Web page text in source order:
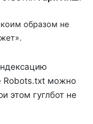
образом не
Robots.txt можно
этом гуглбот не